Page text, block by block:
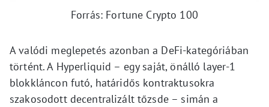
Forrás: Fortune Crypto 100
A valódi meglepetés azonban a DeFi-kategóriában
történt. A Hyperliquid – egy saját, önálló layer-1
blokkláncon futó, határidős kontraktusokra
szakosodott decentralizált tőzsde – simán a